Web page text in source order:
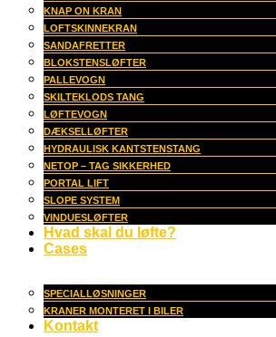
KNAP ON KRAN
LOFTSKINNEKRAN
SANDAFRETTER
BLOKSTENSLØFTER
PALLEVOGN
SKILTEKLODS TANG
LØFTEVOGN
DÆKSELLØFTER
HYDRAULISK KANTSTENSTANG
NETOP – TAG SIKKERHED
PORTAL LIFT
SLOPE SYSTEM
VINDUESLØFTER
Hvad skal du løfte?
Cases
SPECIALLØSNINGER
KRANER MONTERET I BILER
Kontakt